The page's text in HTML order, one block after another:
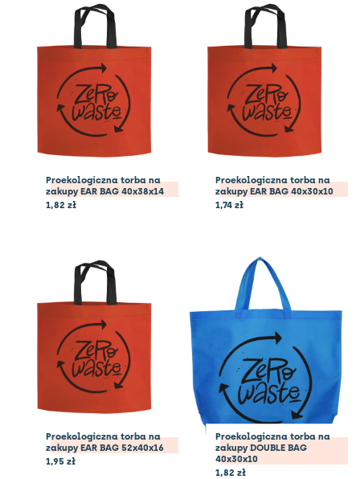
Proekologiczna torba na
zakupy EAR BAG 40x38x14
1,82 zł
Proekologiczna torba na
zakupy EAR BAG 40x30x10
1,74zł
Proekologiczna torba na
zakupy EAR BAG 52x40x16
1,95 zł
Proekologiczna torba na
zakupy DOUBLE BAG
40x30x10
1,82zł